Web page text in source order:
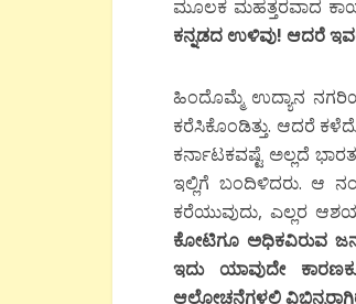
ಮೂಲಕ ಮಹತ್ತರವಾದ
ಕನ್ನಡದ ಉಳಿವು! ಆದರೆ
ಹಿಂದೊಮ್ಮೆ ಉದ್ಯಾನ
ಕರೆಸಿಕೊಂಡಿತ್ತು. ಆದರೆ
ಕರ್ನಾಟಕವಷ್ಟೆ ಅಲ್ಲದೆ
ಇಲ್ಲಿಗೆ ಬಂದಿಳಿದರು. ಆ
ಕರೆಯುವುದು, ಎಲ್ಲರ
ಕೋಟಿಗೂ ಅಧಿಕವಿರುವ
ಇದು ಯಾವುದೇ
ಆಲೋಚನೆಗಳಲ್ಲಿ